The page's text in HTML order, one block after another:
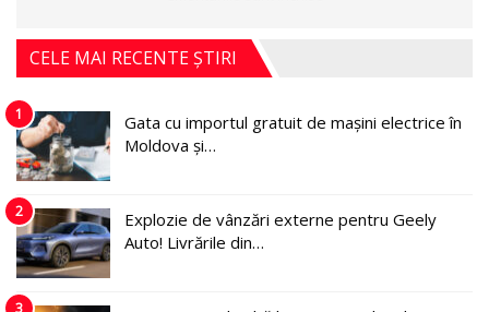
CELE MAI RECENTE ȘTIRI
1
Gata cu importul gratuit de mașini electrice în
Moldova și…
2
Explozie de vânzări externe pentru Geely
Auto! Livrările din…
3